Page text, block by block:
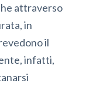
attraverso
in
il
infatti,